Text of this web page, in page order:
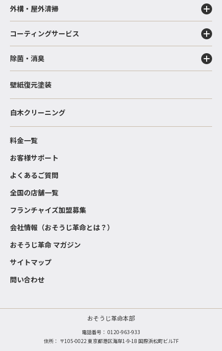
外構・屋外清掃
コーティングサービス
除菌・消臭
壁紙復元塗装
白木クリーニング
料金一覧
お客様サポート
よくあるご質問
全国の店舗一覧
フランチャイズ加盟募集
会社情報（おそうじ革命とは？）
おそうじ革命 マガジン
サイトマップ
問い合わせ
おそうじ革命本部
電話番号： 0120-963-933
住所： 〒105-0022 東京都港区海岸1-9-18 国際浜松町ビル7F